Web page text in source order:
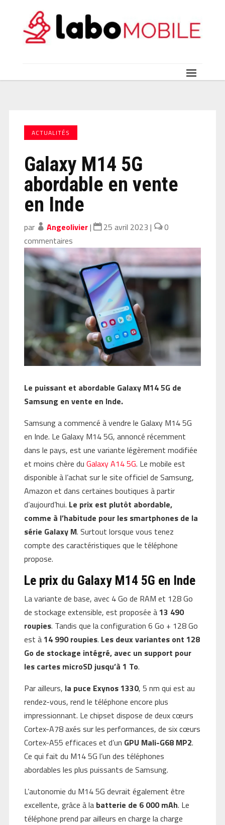
ACTUALITÉS
Galaxy M14 5G
abordable en vente
en Inde
par Angeolivier| 25 avril 2023 |
0
commentaires
Le puissant et abordable Galaxy M14 5G de
Samsung en vente en Inde.
Samsung a commencé à vendre le Galaxy M14 5G
en Inde. Le Galaxy M14 5G, annoncé récemment
dans le pays, est une variante légèrement modifiée
et moins chère du Galaxy A14 5G. Le mobile est
disponible à l’achat sur le site officiel de Samsung,
Amazon et dans certaines boutiques à partir
d’aujourd’hui. Le prix est plutôt abordable,
comme à l’habitude pour les smartphones de la
série Galaxy M. Surtout lorsque vous tenez
compte des caractéristiques que le téléphone
propose.
Le prix du Galaxy M14 5G en Inde
La variante de base, avec 4 Go de RAM et 128 Go
de stockage extensible, est proposée à 13 490
roupies. Tandis que la configuration 6 Go + 128 Go
est à 14 990 roupies. Les deux variantes ont 128
Go de stockage intégré, avec un support pour
les cartes microSD jusqu’à 1 To.
Par ailleurs, la puce Exynos 1330, 5 nm qui est au
rendez-vous, rend le téléphone encore plus
impressionnant. Le chipset dispose de deux cœurs
Cortex-A78 axés sur les performances, de six cœurs
Cortex-A55 efficaces et d’un GPU Mali-G68 MP2.
Ce qui fait du M14 5G l’un des téléphones
abordables les plus puissants de Samsung.
L’autonomie du M14 5G devrait également être
excellente, grâce à la batterie de 6 000 mAh. Le
téléphone prend par ailleurs en charge la charge